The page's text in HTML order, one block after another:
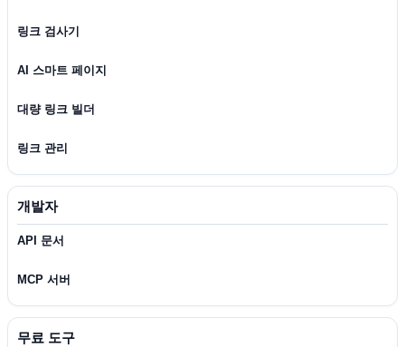
링크 검사기
AI 스마트 페이지
대량 링크 빌더
링크 관리
개발자
API 문서
MCP 서버
무료 도구